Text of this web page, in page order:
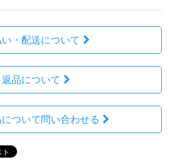
・配送について
返品について
ついて問い合わせる